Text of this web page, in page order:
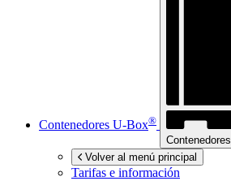
Contenedores U-Box®
Contenedores
Volver al menú principal
Tarifas e información